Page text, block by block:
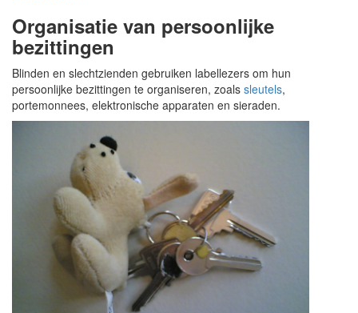
Organisatie van persoonlijke
bezittingen
Blinden en slechtzienden gebruiken labellezers om hun
persoonlijke bezittingen te organiseren, zoals sleutels,
portemonnees, elektronische apparaten en sieraden.